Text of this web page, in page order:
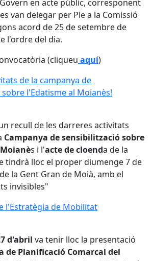
en acte públic, corresponent
van delegar per Ple a la Comissió
acord de 25 de setembre de
l'ordre del dia.
(cliqueu aquí)
de la campanya de sensibilització
de la campanya de
l'Edatisme al Moianès!
recull de les darreres activitats
Campanya de sensibilització sobre
s i l'acte de cloenda de la
tindrà lloc el proper diumenge 7 de
la Gent Gran de Moià, amb el
invisibles"
l'Estratègia de Mobilitat
l'Estratègia de Mobilitat
d'abril va tenir lloc la presentació
de Planificació Comarcal del